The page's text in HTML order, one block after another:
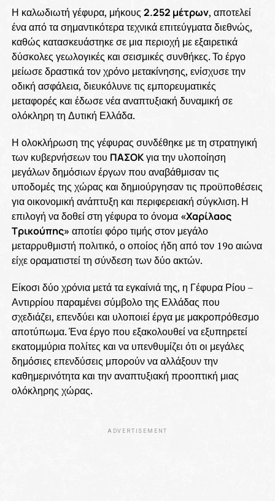
Η καλωδιωτή γέφυρα, μήκους 2.252 μέτρων, αποτελεί
ένα από τα σημαντικότερα τεχνικά επιτεύγματα διεθνώς,
καθώς κατασκευάστηκε σε μια περιοχή με εξαιρετικά
δύσκολες γεωλογικές και σεισμικές συνθήκες. Το έργο
μείωσε δραστικά τον χρόνο μετακίνησης, ενίσχυσε την
οδική ασφάλεια, διευκόλυνε τις εμπορευματικές
μεταφορές και έδωσε νέα αναπτυξιακή δυναμική σε
ολόκληρη τη Δυτική Ελλάδα.
Η ολοκλήρωση της γέφυρας συνδέθηκε με τη στρατηγική
των κυβερνήσεων του ΠΑΣΟΚγια την υλοποίηση
μεγάλων δημόσιων έργων που αναβάθμισαν τις
υποδομές της χώρας και δημιούργησαν τις προϋποθέσεις
για οικονομική ανάπτυξη και περιφερειακή σύγκλιση. Η
επιλογή να δοθεί στη γέφυρα το όνομα «Χαρίλαος
Τρικούπης» αποτίει φόρο τιμής στον μεγάλο
μεταρρυθμιστή πολιτικό, ο οποίος ήδη από τον 19ο αιώνα
είχε οραματιστεί τη σύνδεση των δύο ακτών.
Είκοσι δύο χρόνια μετά τα εγκαίνιά της, η Γέφυρα Ρίου –
Αντιρρίου παραμένει σύμβολο της Ελλάδας που
σχεδιάζει, επενδύει και υλοποιεί έργα με μακροπρόθεσμο
αποτύπωμα. Ένα έργο που εξακολουθεί να εξυπηρετεί
εκατομμύρια πολίτες και να υπενθυμίζει ότι οι μεγάλες
δημόσιες επενδύσεις μπορούν να αλλάξουν την
καθημερινότητα και την αναπτυξιακή προοπτική μιας
ολόκληρης χώρας.
ADVERTISEMENT